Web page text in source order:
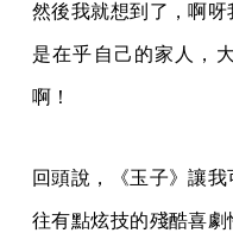
然後我就想到了，啊
是在乎自己的家人，
啊！
回頭說，《玉子》讓
往有點炫技的殘酷喜